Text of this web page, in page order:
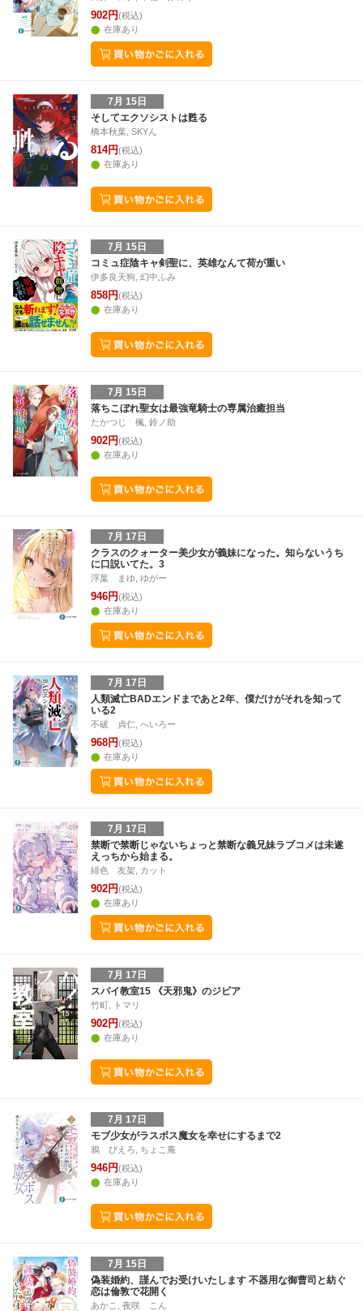
902円(税込)
在庫あり
7月 15日
そしてエクソシストは甦る
橋本秋葉, SKYん
814円(税込)
在庫あり
7月 15日
コミュ症陰キャ剣聖に、英雄なんて荷が重い
伊多良天狗, 幻中ふみ
858円(税込)
在庫あり
7月 15日
落ちこぼれ聖女は最強竜騎士の専属治癒担当
たかつじ 楓, 鈴ノ助
902円(税込)
在庫あり
7月 17日
クラスのクォーター美少女が義妹になった。知らないうち
に口説いてた。3
浮葉 まゆ, ゆがー
946円(税込)
在庫あり
7月 17日
人類滅亡BADエンドまであと2年、僕だけがそれを知って
いる2
不破 貞仁, へいろー
968円(税込)
在庫あり
7月 17日
禁断で禁断じゃないちょっと禁断な義兄妹ラブコメは未遂
えっちから始まる。
緋色 友架, カット
902円(税込)
在庫あり
7月 17日
スパイ教室15 《天邪鬼》のジビア
竹町, トマリ
902円(税込)
在庫あり
7月 17日
モブ少女がラスボス魔女を幸せにするまで2
鴉 ぴえろ, ちょこ庵
946円(税込)
在庫あり
7月 15日
偽装婚約、謹んでお受けいたします 不器用な御曹司と紡ぐ
恋は倫敦で花開く
あかこ, 夜咲 こん